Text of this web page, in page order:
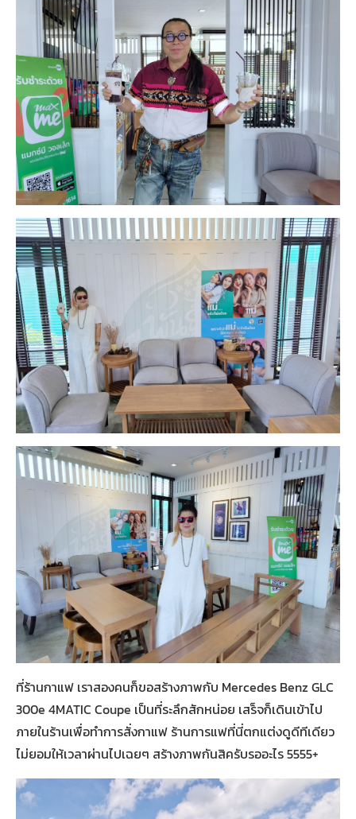
ที่ร้านกาแฟ เราสองคนก็ขอสร้างภาพกับ Mercedes Benz GLC
300e 4MATIC Coupe เป็นที่ระลึกสักหน่อย เสร็จก็เดินเข้าไป
ภายในร้านเพื่อทำการสั่งกาแฟ ร้านการแฟที่นี่ตกแต่งดูดีทีเดียว
ไม่ยอมให้เวลาผ่านไปเฉยๆ สร้างภาพกันสิครับรออะไร 5555+